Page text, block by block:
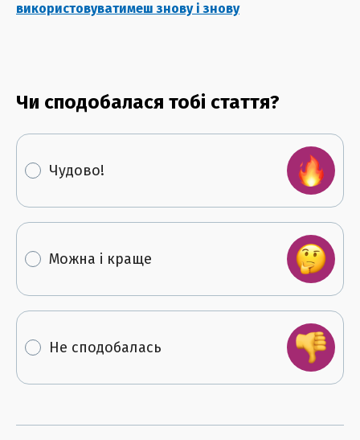
використовуватимеш знову і знову
Чи сподобалася тобі стаття?
Чудово!
Можна і краще
Не сподобалась